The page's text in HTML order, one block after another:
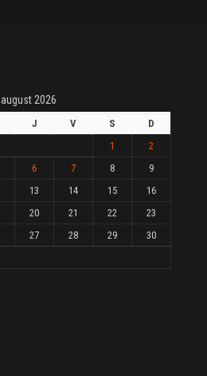
august 2026
J V S
D
1
2
6 7 8
9
13 14 15
16
20 21 22
23
27 28 29
30